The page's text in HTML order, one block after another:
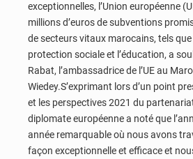
exceptionnelles, l’Union européenne
millions d’euros de subventions
de secteurs vitaux marocains, tels que
protection sociale et l’éducation, a
Rabat, l’ambassadrice de l’UE au
Wiedey.S’exprimant lors d’un point
et les perspectives 2021 du
diplomate européenne a noté que
année remarquable où nous avons
façon exceptionnelle et efficace et